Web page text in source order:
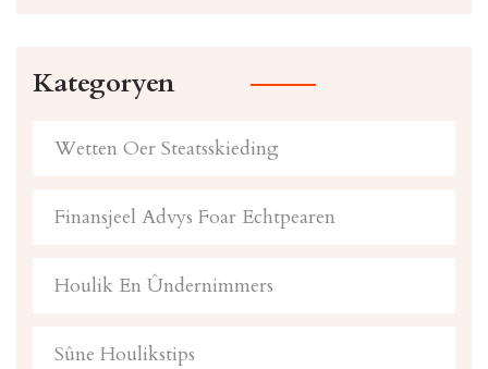
Kategoryen
Wetten Oer Steatsskieding
Finansjeel Advys Foar Echtpearen
Houlik En Ûndernimmers
Sûne Houlikstips